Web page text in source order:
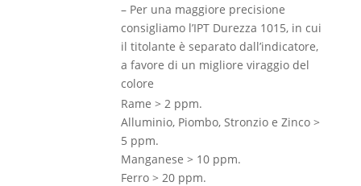
– Per una maggiore precisione
consigliamo l’IPT Durezza 1015, in cui
il titolante è separato dall’indicatore,
a favore di un migliore viraggio del
colore
Rame > 2 ppm.
Alluminio, Piombo, Stronzio e Zinco >
5 ppm.
Manganese > 10 ppm.
Ferro > 20 ppm.